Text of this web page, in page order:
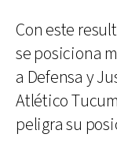
Con este
se posiciona
a Defensa y
Atlético
peligra su